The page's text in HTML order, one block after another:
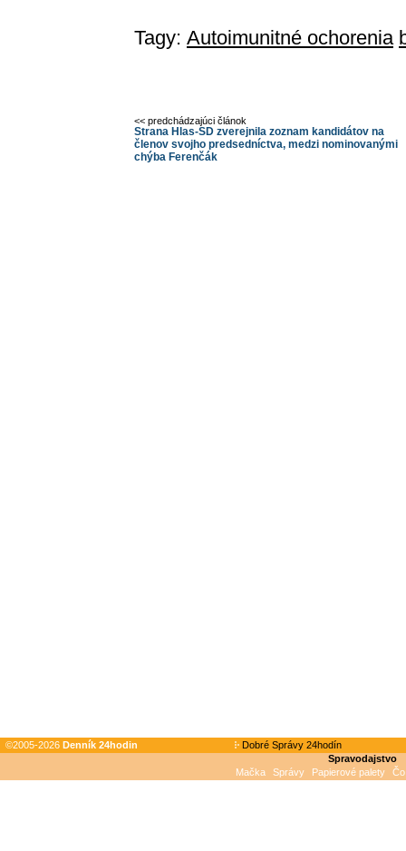
Tagy: Autoimunitné ochorenia
<< predchádzajúci článok
Strana Hlas-SD zverejnila zoznam kandidátov na
členov svojho predsedníctva, medzi nominovanými
chýba Ferenčák
©2005-2026 Denník 24hodin
Dobré Správy 24hodín
Spravodajstvo
Mačka
Správy Papierové palety